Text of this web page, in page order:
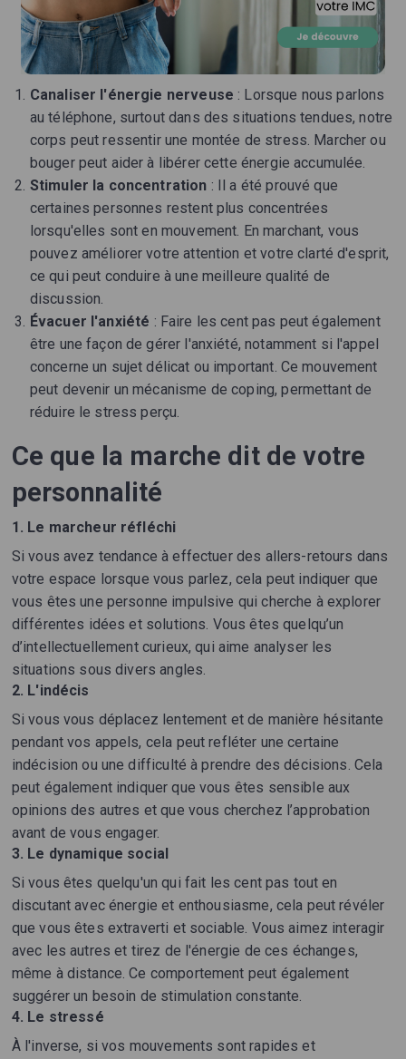
Canaliser l'énergie nerveuse : Lorsque nous parlons
au téléphone, surtout dans des situations tendues, notre
corps peut ressentir une montée de stress. Marcher ou
bouger peut aider à libérer cette énergie accumulée.
Stimuler la concentration : Il a été prouvé que
certaines personnes restent plus concentrées
lorsqu'elles sont en mouvement. En marchant, vous
pouvez améliorer votre attention et votre clarté d'esprit,
ce qui peut conduire à une meilleure qualité de
discussion.
Évacuer l'anxiété : Faire les cent pas peut également
être une façon de gérer l'anxiété, notamment si l'appel
concerne un sujet délicat ou important. Ce mouvement
peut devenir un mécanisme de coping, permettant de
réduire le stress perçu.
Ce que la marche dit de votre
personnalité
1. Le marcheur réfléchi
Si vous avez tendance à effectuer des allers-retours dans
votre espace lorsque vous parlez, cela peut indiquer que
vous êtes une personne impulsive qui cherche à explorer
différentes idées et solutions. Vous êtes quelqu’un
d’intellectuellement curieux, qui aime analyser les
situations sous divers angles.
2. L'indécis
Si vous vous déplacez lentement et de manière hésitante
pendant vos appels, cela peut refléter une certaine
indécision ou une difficulté à prendre des décisions. Cela
peut également indiquer que vous êtes sensible aux
opinions des autres et que vous cherchez l’approbation
avant de vous engager.
3. Le dynamique social
Si vous êtes quelqu'un qui fait les cent pas tout en
discutant avec énergie et enthousiasme, cela peut révéler
que vous êtes extraverti et sociable. Vous aimez interagir
avec les autres et tirez de l'énergie de ces échanges,
même à distance. Ce comportement peut également
suggérer un besoin de stimulation constante.
4. Le stressé
À l'inverse, si vos mouvements sont rapides et